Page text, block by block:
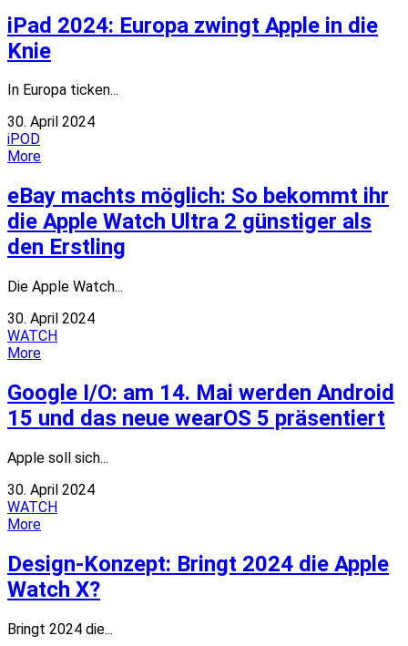
iPad 2024: Europa zwingt Apple in die
Knie
In Europa ticken...
30. April 2024
iPOD
More
eBay machts möglich: So bekommt ihr
die Apple Watch Ultra 2 günstiger als
den Erstling
Die Apple Watch...
30. April 2024
WATCH
More
Google I/O: am 14. Mai werden Android
15 und das neue wearOS 5 präsentiert
Apple soll sich...
30. April 2024
WATCH
More
Design-Konzept: Bringt 2024 die Apple
Watch X?
Bringt 2024 die...